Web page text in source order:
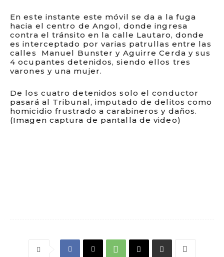
En este instante este móvil se da a la fuga
hacia el centro de Angol, donde ingresa
contra el tránsito en la calle Lautaro, donde
es interceptado por varias patrullas entre las
calles Manuel Bunster y Aguirre Cerda y sus
4 ocupantes detenidos, siendo ellos tres
varones y una mujer.
De los cuatro detenidos solo el conductor
pasará al Tribunal, imputado de delitos como
homicidio frustrado a carabineros y daños.
(Imagen captura de pantalla de video)